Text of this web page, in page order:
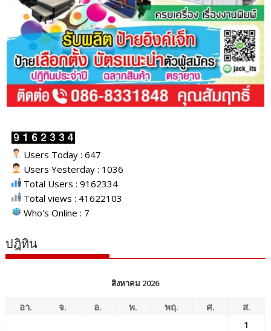
Users Today : 647
Users Yesterday : 1036
Total Users : 9162334
Total views : 41622103
Who's Online : 7
ปฎิทิน
สิงหาคม 2026
อา. จ. อ. พ. พฤ. ศ.
ส.
1